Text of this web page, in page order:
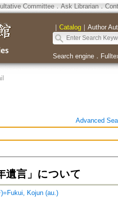
Committee． Ask Librarian．
｜ Catalog｜ Author
Search engine．
Advanced
遺言」について
Kojun (au.)